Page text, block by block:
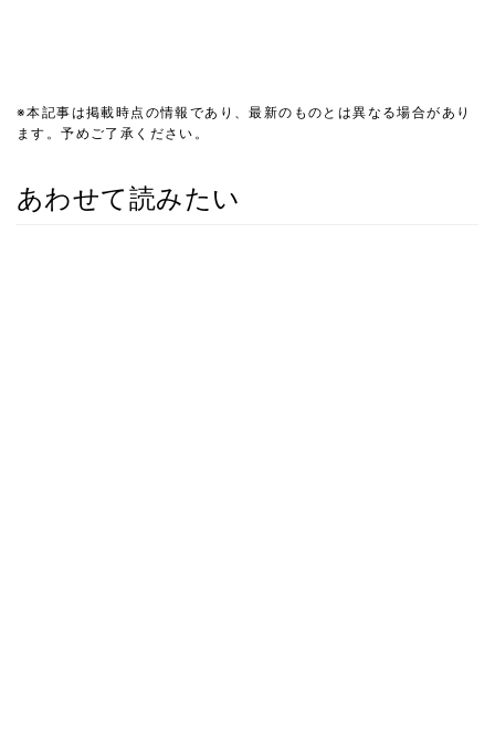
※本記事は掲載時点の情報であり、最新のものとは異なる場合があり
ます。予めご了承ください。
あわせて読みたい